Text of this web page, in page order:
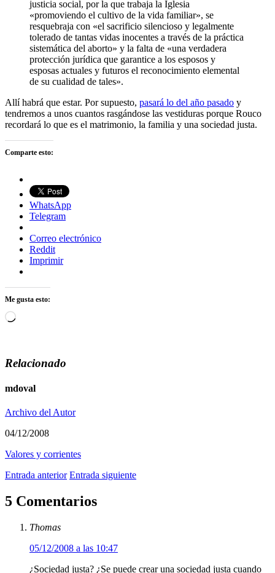
justicia social, por la que trabaja la Iglesia
«promoviendo el cultivo de la vida familiar», se
resquebraja con «el sacrificio silencioso y legalmente
tolerado de tantas vidas inocentes a través de la práctica
sistemática del aborto» y la falta de «una verdadera
protección jurídica que garantice a los esposos y
esposas actuales y futuros el reconocimiento elemental
de su cualidad de tales».
Allí habrá que estar. Por supuesto, pasará lo del año pasado y
tendremos a unos cuantos rasgándose las vestiduras porque Rouco
recordará lo que es el matrimonio, la familia y una sociedad justa.
Comparte esto:
WhatsApp
Telegram
Correo electrónico
Reddit
Imprimir
Me gusta esto:
Cargando...
Relacionado
mdoval
Archivo del Autor
04/12/2008
Valores y corrientes
Entrada anterior Entrada siguiente
5 Comentarios
Thomas
05/12/2008 a las 10:47
¿Sociedad justa? ¿Se puede crear una sociedad justa cuando